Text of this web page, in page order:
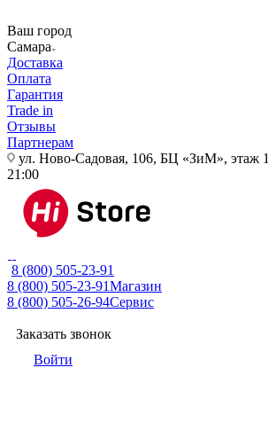
Ваш город
Самара
Доставка
Оплата
Гарантия
Trade in
Отзывы
Партнерам
ул. Ново-Садовая, 106, БЦ «ЗиМ», этаж 1
21:00
8 (800) 505-23-91
8 (800) 505-23-91Магазин
8 (800) 505-26-94Сервис
Заказать звонок
Войти